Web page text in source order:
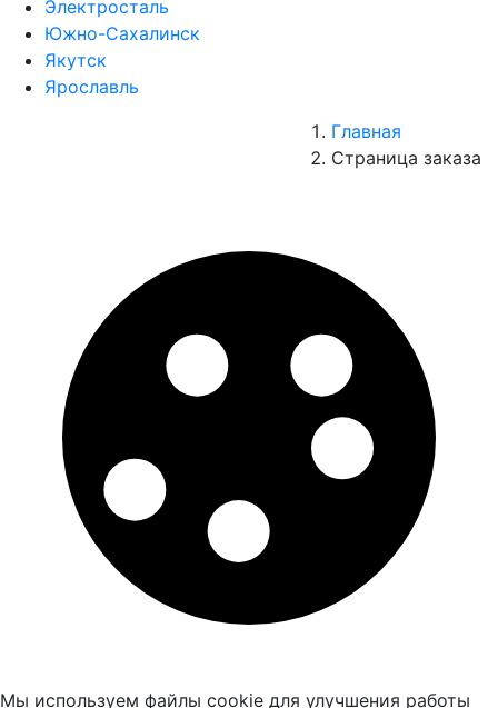
Электросталь
Южно-Сахалинск
Якутск
Ярославль
Главная
Страница заказа
Мы используем файлы cookie для улучшения работы